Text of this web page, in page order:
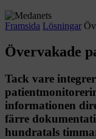
Framsida Lösningar
Övervakade
Tack vare
informationen
färre
hundratals